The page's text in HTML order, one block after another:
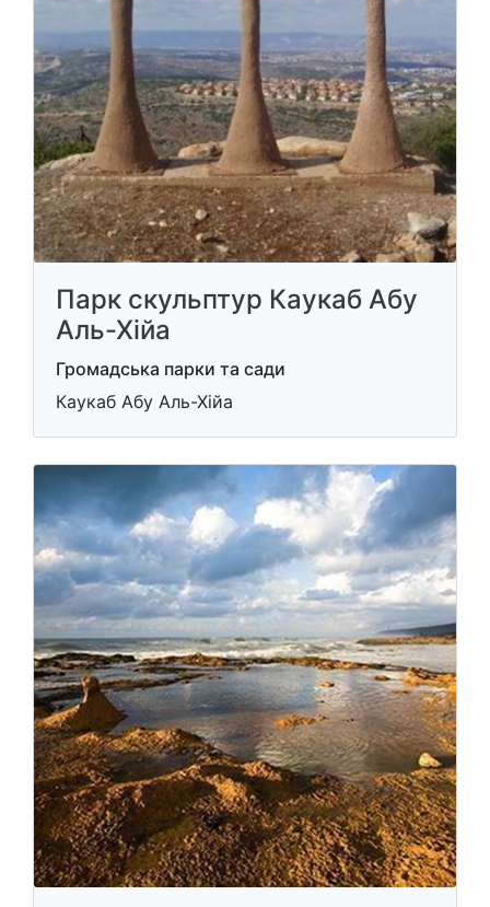
Парк скульптур Каукаб Абу
Аль-Хійа
Громадська парки та сади
Каукаб Абу Аль-Хійа